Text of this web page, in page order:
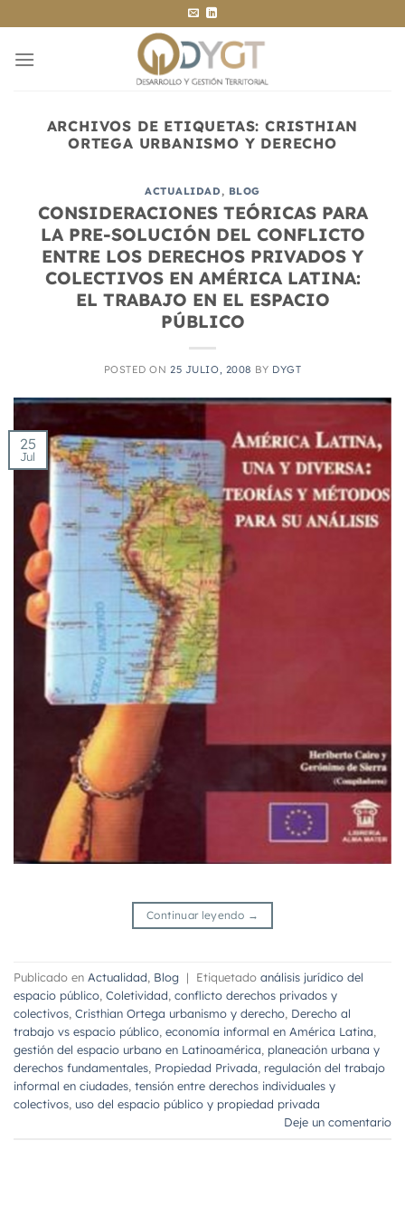
al
contenido
ARCHIVOS DE ETIQUETAS:CRISTHIAN
ORTEGA URBANISMO Y DERECHO
ACTUALIDAD, BLOG
CONSIDERACIONES TEÓRICAS PARA
LA PRE-SOLUCIÓN DEL CONFLICTO
ENTRE LOS DERECHOS PRIVADOS Y
COLECTIVOS EN AMÉRICA LATINA:
EL TRABAJO EN EL ESPACIO
PÚBLICO
POSTED ON25 JULIO, 2008 BY DYGT
25
Jul
Continuar leyendo →
Publicado en Actualidad, Blog | Etiquetado análisis jurídico del
espacio público, Coletividad, conflicto derechos privados y
colectivos, Cristhian Ortega urbanismo y derecho, Derecho al
trabajo vs espacio público, economía informal en América Latina,
gestión del espacio urbano en Latinoamérica, planeación urbana y
derechos fundamentales, Propiedad Privada, regulación del trabajo
informal en ciudades, tensión entre derechos individuales y
colectivos, uso del espacio público y propiedad privada
Deje un comentario